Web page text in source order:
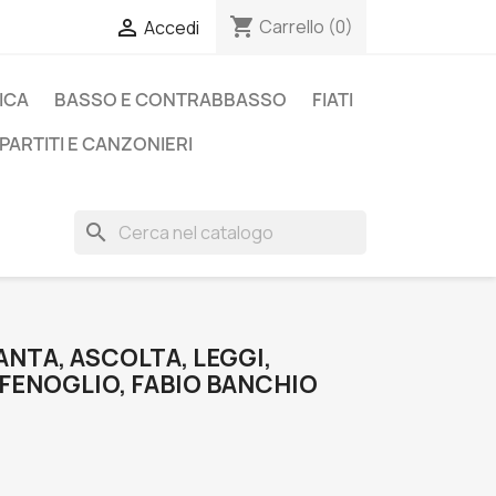
 Accedi shopping_cart Carrello (0)
BASSO E CONTRABBASSO
FIATI
E CANZONIERI
search
ASCOLTA, LEGGI,
FABIO BANCHIO